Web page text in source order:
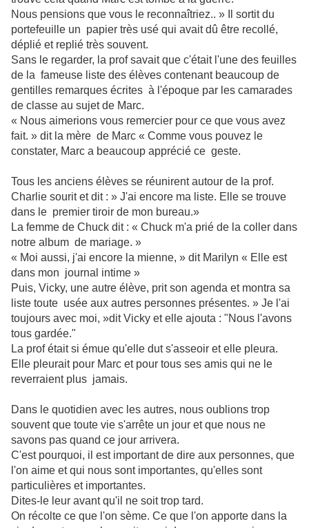
Nous pensions que vous le reconnaîtriez.. » Il sortit du
portefeuille un papier très usé qui avait dû être recollé,
déplié et replié très souvent.
Sans le regarder, la prof savait que c'était l'une des feuilles
de la fameuse liste des élèves contenant beaucoup de
gentilles remarques écrites à l'époque par les camarades
de classe au sujet de Marc.
« Nous aimerions vous remercier pour ce que vous avez
fait. » dit la mère de Marc « Comme vous pouvez le
constater, Marc a beaucoup apprécié ce geste.
Tous les anciens élèves se réunirent autour de la prof.
Charlie sourit et dit : » J'ai encore ma liste. Elle se trouve
dans le premier tiroir de mon bureau.»
La femme de Chuck dit : « Chuck m'a prié de la coller dans
notre album de mariage. »
« Moi aussi, j'ai encore la mienne, » dit Marilyn « Elle est
dans mon journal intime »
Puis, Vicky, une autre élève, prit son agenda et montra sa
liste toute usée aux autres personnes présentes. » Je l'ai
toujours avec moi, »dit Vicky et elle ajouta : "Nous l'avons
tous gardée."
La prof était si émue qu'elle dut s'asseoir et elle pleura.
Elle pleurait pour Marc et pour tous ses amis qui ne le
reverraient plus jamais.
Dans le quotidien avec les autres, nous oublions trop
souvent que toute vie s'arrête un jour et que nous ne
savons pas quand ce jour arrivera.
C'est pourquoi, il est important de dire aux personnes, que
l'on aime et qui nous sont importantes, qu'elles sont
particulières et importantes.
Dites-le leur avant qu'il ne soit trop tard.
On récolte ce que l'on sème. Ce que l'on apporte dans la